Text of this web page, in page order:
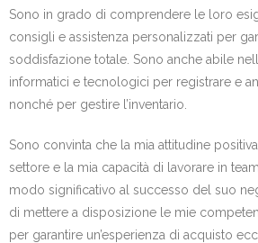
Sono in grado di comprendere le loro
consigli e assistenza personalizzati per
soddisfazione totale. Sono anche abile
informatici e tecnologici per registrare e
nonché per gestire l’inventario.
Sono convinta che la mia attitudine
settore e la mia capacità di lavorare in
modo significativo al successo del suo
di mettere a disposizione le mie
per garantire un’esperienza di acquisto